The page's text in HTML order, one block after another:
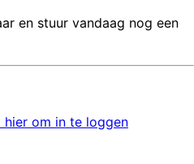
en stuur vandaag nog een
hier om in te loggen